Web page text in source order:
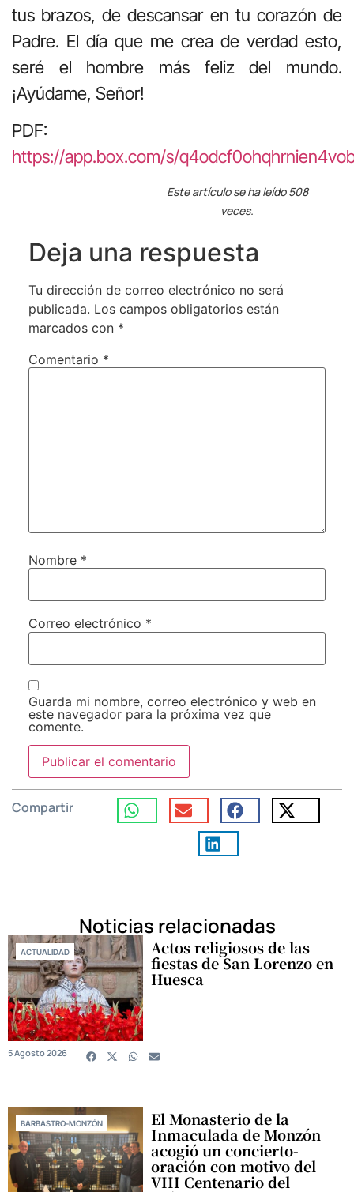
tus brazos, de descansar en tu corazón de
Padre. El día que me crea de verdad esto,
seré el hombre más feliz del mundo.
¡Ayúdame, Señor!
PDF:
https://app.box.com/s/
Este artículo se ha leído 508
veces.
Deja una respuesta
Tu dirección de correo electrónico no será
publicada. Los campos obligatorios están
marcados con *
Comentario *
Nombre *
Correo electrónico *
Guarda mi nombre, correo electrónico y web en
este navegador para la próxima vez que
comente.
Compartir
Noticias relacionadas
ACTUALIDAD Actos religiosos de las
fiestas de San Lorenzo en
Huesca
5 Agosto 2026
BARBASTRO-MONZÓN El Monasterio de la
Inmaculada de Monzón
acogió un concierto-
oración con motivo del
VIII Centenario del